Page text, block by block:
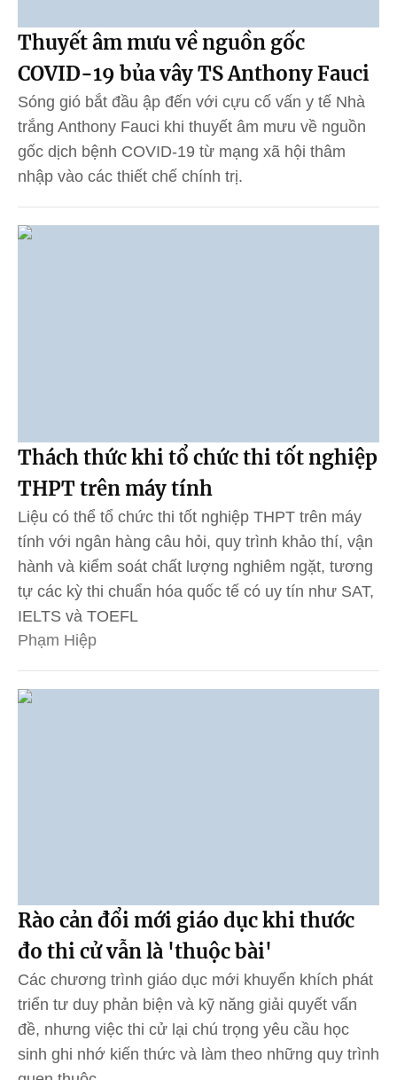
Thuyết âm mưu về nguồn gốc
COVID-19 bủa vây TS Anthony Fauci
Sóng gió bắt đầu ập đến với cựu cố vấn y tế Nhà
trắng Anthony Fauci khi thuyết âm mưu về nguồn
gốc dịch bệnh COVID-19 từ mạng xã hội thâm
nhập vào các thiết chế chính trị.
Thách thức khi tổ chức thi tốt nghiệp
THPT trên máy tính
Liệu có thể tổ chức thi tốt nghiệp THPT trên máy
tính với ngân hàng câu hỏi, quy trình khảo thí, vận
hành và kiểm soát chất lượng nghiêm ngặt, tương
tự các kỳ thi chuẩn hóa quốc tế có uy tín như SAT,
IELTS và TOEFL
Phạm Hiệp
Rào cản đổi mới giáo dục khi thước
đo thi cử vẫn là 'thuộc bài'
Các chương trình giáo dục mới khuyến khích phát
triển tư duy phản biện và kỹ năng giải quyết vấn
đề, nhưng việc thi cử lại chú trọng yêu cầu học
sinh ghi nhớ kiến thức và làm theo những quy trình